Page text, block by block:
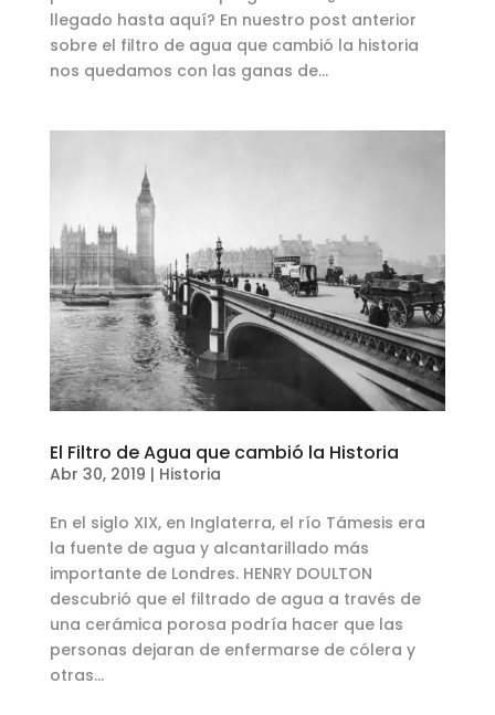
llegado hasta aquí? En nuestro post anterior
sobre el filtro de agua que cambió la historia
nos quedamos con las ganas de...
El Filtro de Agua que cambió la Historia
Abr 30, 2019 | Historia
En el siglo XIX, en Inglaterra, el río Támesis era
la fuente de agua y alcantarillado más
importante de Londres. HENRY DOULTON
descubrió que el filtrado de agua a través de
una cerámica porosa podría hacer que las
personas dejaran de enfermarse de cólera y
otras...